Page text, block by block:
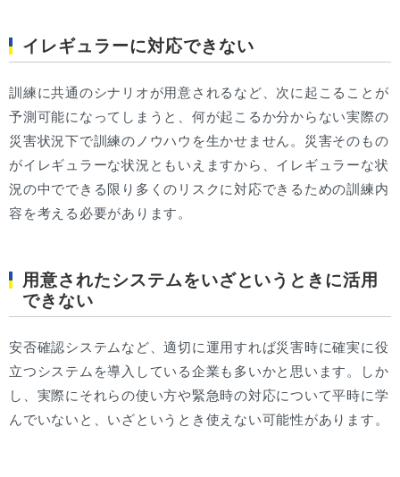
イレギュラーに対応できない
訓練に共通のシナリオが用意されるなど、次に起こることが
予測可能になってしまうと、何が起こるか分からない実際の
災害状況下で訓練のノウハウを生かせません。災害そのもの
がイレギュラーな状況ともいえますから、イレギュラーな状
況の中でできる限り多くのリスクに対応できるための訓練内
容を考える必要があります。
用意されたシステムをいざというときに活用
できない
安否確認システムなど、適切に運用すれば災害時に確実に役
立つシステムを導入している企業も多いかと思います。しか
し、実際にそれらの使い方や緊急時の対応について平時に学
んでいないと、いざというとき使えない可能性があります。